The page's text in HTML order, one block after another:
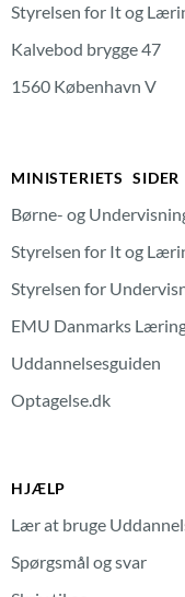
Styrelsen for It og
Kalvebod brygge 47
1560 København V
MINISTERIETS SIDER
Børne- og
Styrelsen for It og
Styrelsen for
EMU Danmarks
Uddannelsesguiden
Optagelse.dk
HJÆLP
Lær at bruge
Spørgsmål og svar